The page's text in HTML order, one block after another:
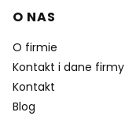
Linki w stopce
O NAS
O firmie
Kontakt i dane firmy
Kontakt
Blog